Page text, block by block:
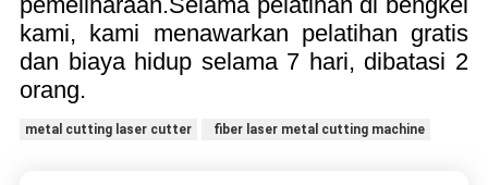
kami, kami menawarkan pelatihan gratis
dan biaya hidup selama 7 hari, dibatasi 2
orang.
metal cutting laser cutter fiber laser metal cutting machine